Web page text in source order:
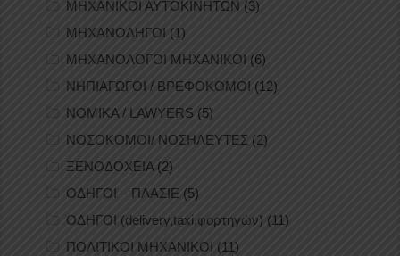
ΜΗΧΑΝΙΚΟΙ ΑΥΤΟΚΙΝΗΤΩΝ (3)
ΜΗΧΑΝΟΔΗΓΟΙ (1)
ΜΗΧΑΝΟΛΟΓΟΙ ΜΗΧΑΝΙΚΟΙ (6)
ΝΗΠΙΑΓΩΓΟΙ / ΒΡΕΦΟΚΟΜΟΙ (12)
ΝΟΜΙΚΑ / LAWYERS (5)
ΝΟΣΟΚΟΜΟΙ/ ΝΟΣΗΛΕΥΤΕΣ (2)
ΞΕΝΟΔΟΧΕΙΑ(2)
ΟΔΗΓΟΙ – ΠΛΑΣΙΕ (5)
ΟΔΗΓΟΙ (delivery,taxi,φορτηγών) (11)
ΠΟΛΙΤΙΚΟΙ ΜΗΧΑΝΙΚΟΙ (11)